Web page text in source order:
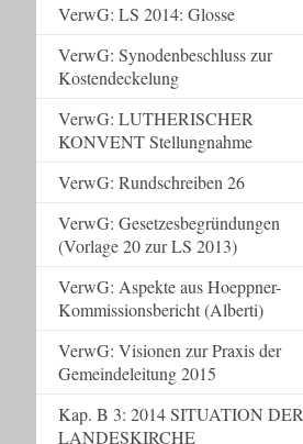
VerwG: LS 2014: Glosse
VerwG: Synodenbeschluss zur
Kostendeckelung
VerwG: LUTHERISCHER
KONVENT Stellungnahme
VerwG: Rundschreiben 26
VerwG: Gesetzesbegründungen
(Vorlage 20 zur LS 2013)
VerwG: Aspekte aus Hoeppner-
Kommissionsbericht (Alberti)
VerwG: Visionen zur Praxis der
Gemeindeleitung 2015
Kap. B 3: 2014 SITUATION DER
LANDESKIRCHE